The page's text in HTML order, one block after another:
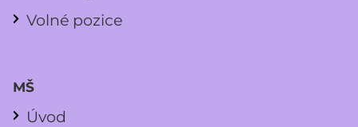
Volné pozice
MŠ
Úvod